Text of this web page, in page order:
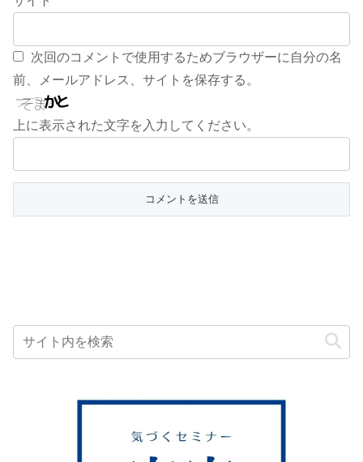
次回のコメントで使用するためブラウザーに自分の名
前、メールアドレス、サイトを保存する。
上に表示された文字を入力してください。